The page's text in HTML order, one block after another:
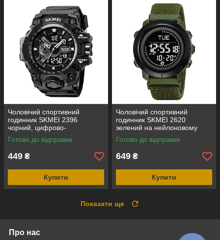
Чоловічий спортивний
годинник SKMEI 2396
чорний, цифрово-
аналоговий, водозахист 5
ATM
Готово до відправки
449 ₴
Купити
Чоловічий спортивний
годинник SKMEI 2620
зелений на нейлоновому
ремінці з липучкою,
електронним компасом і
крокоміром
Готово до відправки
649 ₴
Купити
Показати ще
Про нас